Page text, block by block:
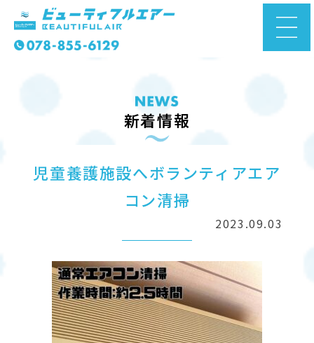
新着情報
児童養護施設へボランティアエア
コン清掃
2023.09.03